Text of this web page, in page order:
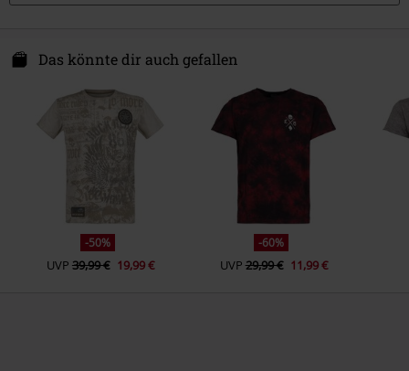
Das könnte dir auch gefallen
-50%
UVP 39,99 € 19,99 €
-60%
UVP 29,99 € 11,99 €